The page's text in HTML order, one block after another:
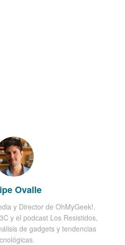
Ovalle
y Director de OhMyGeek!.
y el podcast Los Resistidos,
de gadgets y tendencias